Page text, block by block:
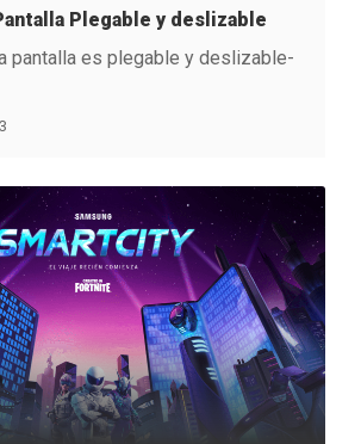
Plegable y deslizable
pantalla es plegable y deslizable-